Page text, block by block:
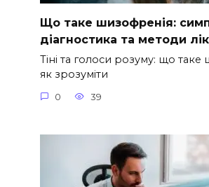
Що таке шизофренія:
діагностика та методи
Тіні та голоси розуму: що таке
як зрозуміти
0 39